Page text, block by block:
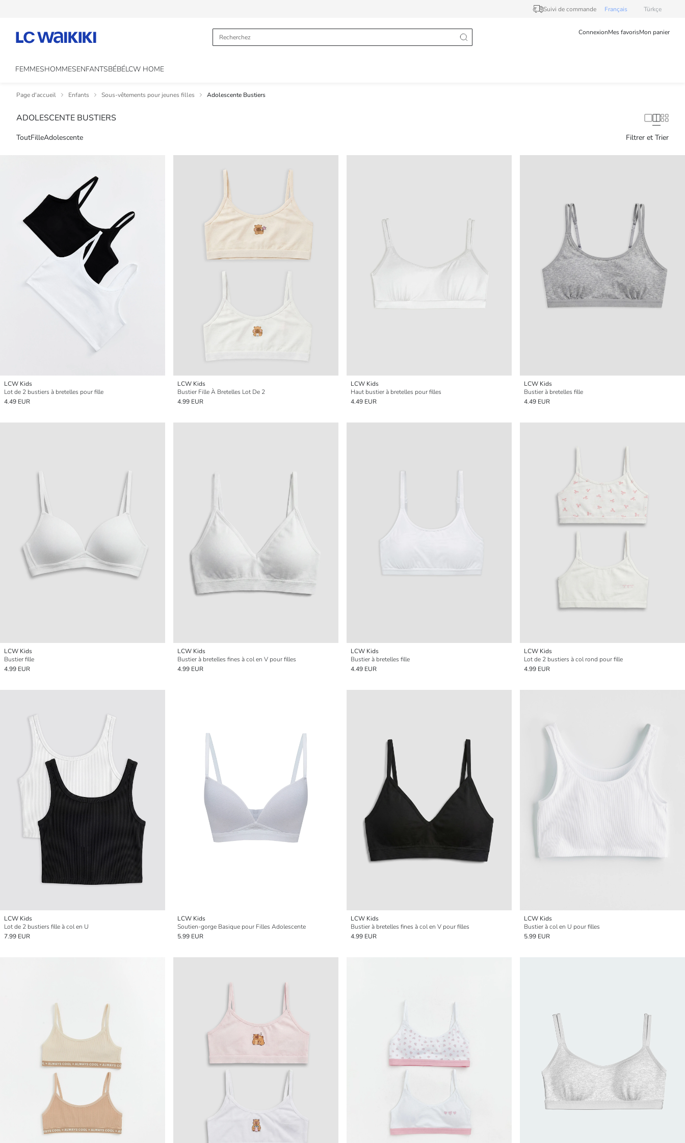
Suivi de commande Français Türkçe
ConnexionMes favorisMon panier
FEMMESHOMMESENFANTSBÉBÉLCW HOME
Page d'accueil Enfants Sous-vêtements pour jeunes filles Adolescente Bustiers
ADOLESCENTE BUSTIERS
ToutFilleAdolescente Filtrer et Trier
LCW Kids
Lot de 2 bustiers à bretelles pour fille
4.49 EUR
LCW Kids
Bustier Fille À Bretelles Lot De 2
4.99 EUR
LCW Kids
Haut bustier à bretelles pour filles
4.49 EUR
LCW Kids
Bustier à bretelles fille
4.49 EUR
LCW Kids
Bustier fille
4.99 EUR
LCW Kids
Bustier à bretelles fines à col en V pour filles
4.99 EUR
LCW Kids
Bustier à bretelles fille
4.49 EUR
LCW Kids
Lot de 2 bustiers à col rond pour fille
4.99 EUR
LCW Kids
Lot de 2 bustiers fille à col en U
7.99 EUR
LCW Kids
Soutien-gorge Basique pour Filles Adolescente
5.99 EUR
LCW Kids
Bustier à bretelles fines à col en V pour filles
4.99 EUR
LCW Kids
Bustier à col en U pour filles
5.99 EUR